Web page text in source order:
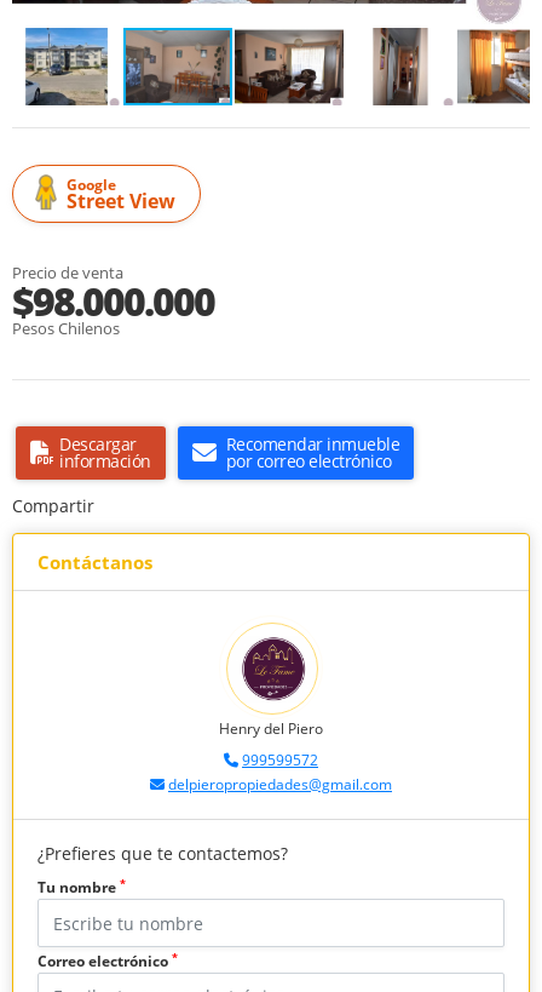
Google
Street View
Precio de venta
$98.000.000
Pesos Chilenos
Descargar
información
Recomendar inmueble
por correo electrónico
Compartir
Contáctanos
Henry del Piero
999599572
delpieropropiedades@gmail.com
¿Prefieres que te contactemos?
Tu nombre *
Correo electrónico *